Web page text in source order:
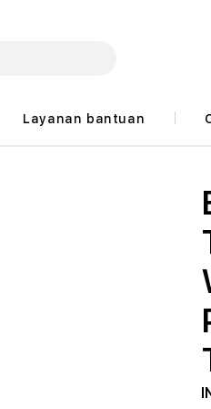
Layanan bantuan